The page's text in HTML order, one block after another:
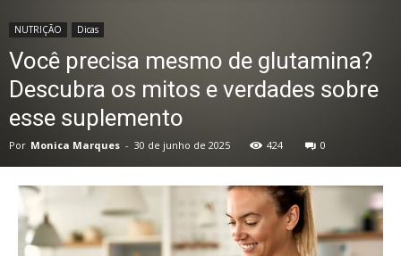
NUTRIÇÃO Dicas
Você precisa mesmo de glutamina?
Descubra os mitos e verdades sobre
esse suplemento
Por Monica Marques - 30 de junho de 2025 424 0